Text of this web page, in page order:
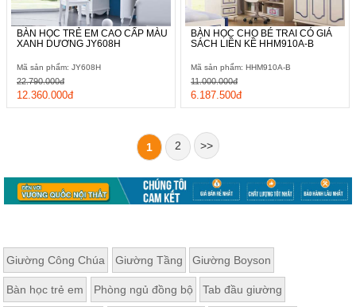
BÀN HỌC TRẺ EM CAO CẤP MÀU
XANH DƯƠNG JY608H
Mã sản phẩm: JY608H
12.360.000đ
22.790.000đ
BÀN HỌC CHO BÉ TRAI CÓ GIÁ
SÁCH LIỀN KỀ HHM910A-B
Mã sản phẩm: HHM910A-B
6.187.500đ
11.000.000đ
1 2 >>
Giường Công Chúa Giường Tầng Giường Boyson
Bàn học trẻ em Phòng ngủ đồng bộ Tab đầu giường